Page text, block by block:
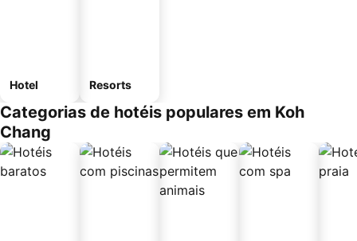
Hotel Resorts
Categorias de hotéis populares em Koh
Chang